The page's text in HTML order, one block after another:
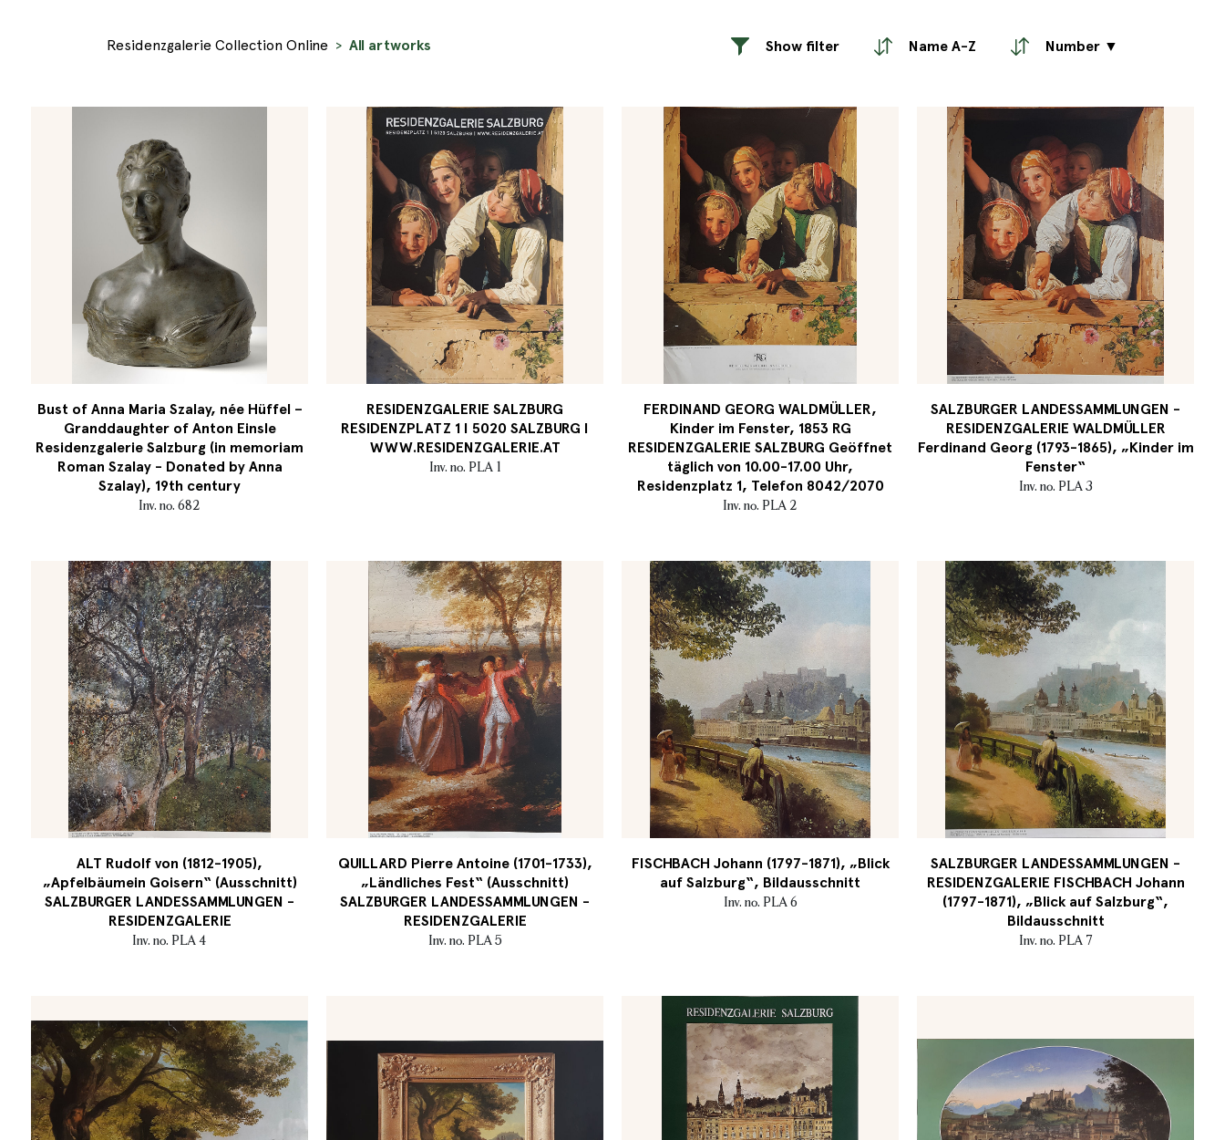
Residenzgalerie Collection Online All artworks Show filter Name A-Z Number ▼
Bust of Anna Maria Szalay, née Hüffel –
Granddaughter of Anton Einsle
Residenzgalerie Salzburg (in memoriam
Roman Szalay - Donated by Anna
Szalay), 19th century
Inv. no. 682
RESIDENZGALERIE SALZBURG
RESIDENZPLATZ 1 I 5020 SALZBURG I
WWW.RESIDENZGALERIE.AT
Inv. no. PLA 1
FERDINAND GEORG WALDMÜLLER,
Kinder im Fenster, 1853 RG
RESIDENZGALERIE SALZBURG Geöffnet
täglich von 10.00-17.00 Uhr,
Residenzplatz 1, Telefon 8042/2070
Inv. no. PLA 2
SALZBURGER LANDESSAMMLUNGEN -
RESIDENZGALERIE WALDMÜLLER
Ferdinand Georg (1793-1865), „Kinder im
Fenster“
Inv. no. PLA 3
ALT Rudolf von (1812-1905),
„Apfelbäumein Goisern“ (Ausschnitt)
SALZBURGER LANDESSAMMLUNGEN -
RESIDENZGALERIE
Inv. no. PLA 4
QUILLARD Pierre Antoine (1701-1733),
„Ländliches Fest“ (Ausschnitt)
SALZBURGER LANDESSAMMLUNGEN -
RESIDENZGALERIE
Inv. no. PLA 5
FISCHBACH Johann (1797-1871), „Blick
auf Salzburg“, Bildausschnitt
Inv. no. PLA 6
SALZBURGER LANDESSAMMLUNGEN -
RESIDENZGALERIE FISCHBACH Johann
(1797-1871), „Blick auf Salzburg“,
Bildausschnitt
Inv. no. PLA 7